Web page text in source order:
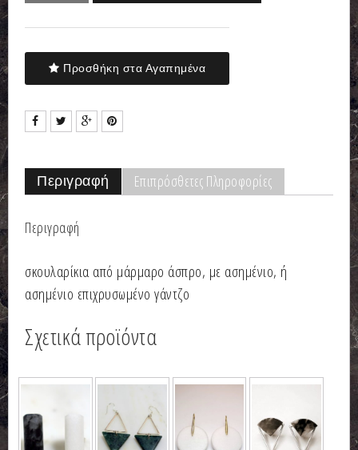
Προσθήκη στα Αγαπημένα
Περιγραφή Επιπρόσθετες Πληροφορίες
Περιγραφή
σκουλαρίκια από μάρμαρο άσπρο, με ασημένιο, ή
ασημένιο επιχρυσωμένο γάντζο
Σχετικά προϊόντα